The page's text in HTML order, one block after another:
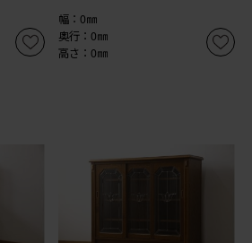
幅：0㎜
奥行：0㎜
高さ：0㎜